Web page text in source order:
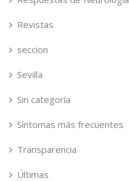
Revistas
seccion
Sevilla
Sin categoría
Síntomas más frecuentes
Transparencia
Últimas